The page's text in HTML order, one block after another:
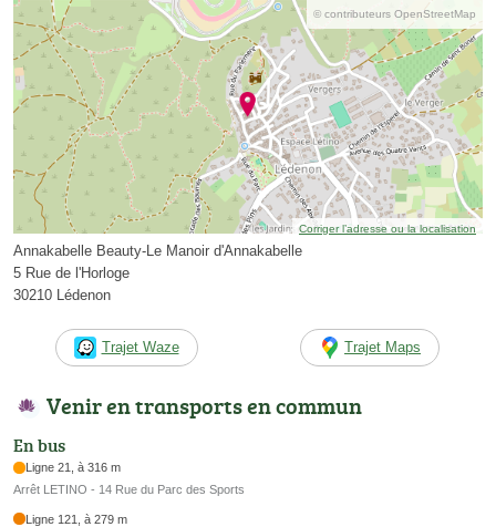
© contributeurs OpenStreetMap
Corriger l’adresse ou la localisation
Annakabelle Beauty-Le Manoir d'Annakabelle
5 Rue de l'Horloge
30210 Lédenon
Trajet Waze Trajet Maps
Venir en transports en commun
En bus
Ligne 21, à 316 m
Arrêt LETINO - 14 Rue du Parc des Sports
Ligne 121, à 279 m